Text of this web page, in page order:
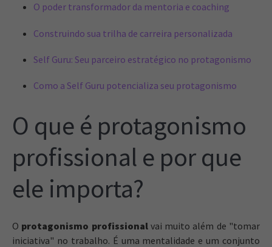
O poder transformador da mentoria e coaching
Construindo sua trilha de carreira personalizada
Self Guru: Seu parceiro estratégico no protagonismo
Como a Self Guru potencializa seu protagonismo
O que é protagonismo
profissional e por que
ele importa?
O protagonismo profissionalvai muito além de "tomar
iniciativa" no trabalho. É uma mentalidade e um conjunto